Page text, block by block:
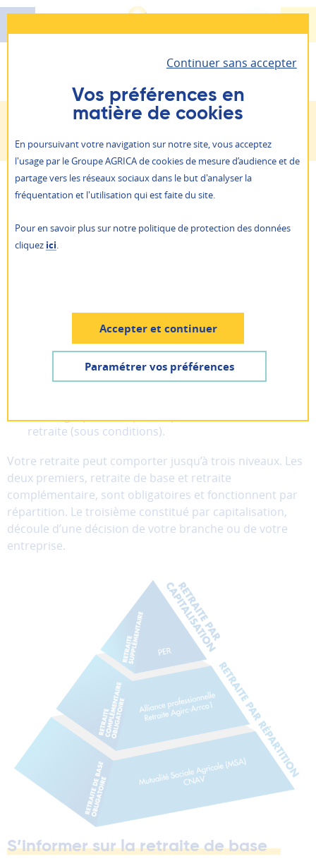
principal
AGRICA PRÉVOYANCE
Prévention action sociale
Qui sommes-nous ?
Vous êtes ici : Retraite Principes de base
Lignes
Système de retraite en France, calcul de la retraite,
réversion, pour comprendre votre retraite le Groupe
et les entreprises servent à financer les pensions
des retraités.
Le système de retraite français est solidaire.
personnes qui se trouvent dans l’incapacité de
retraite (sous conditions).
Votre retraite peut comporter jusqu’à trois niveaux. Les
deux premiers, retraite de base et retraite
complémentaire, sont obligatoires et fonctionnent par
répartition. Le troisième constitué par capitalisation,
découle d’une décision de votre branche ou de votre
entreprise.
S’informer sur la retraite de base
Il vous permet d’accéder à toutes vos informations
Je suis un particulier
Continuer sans accepter
Vos préférences en
matière de cookies
En poursuivant votre navigation sur notre site, vous acceptez
l'usage par le Groupe AGRICA de cookies de mesure d’audience et de
partage vers les réseaux sociaux dans le but d'analyser la
fréquentation et l'utilisation qui est faite du site.
Pour en savoir plus sur notre politique de protection des données
cliquez ici.
Paramétrer vos préférences
Accepter et continuer
cookies
Ces
cookies
sont
nécessaires
au
bon
fonctionnement
désactivés.
cookies
de
mesure
d'audience
d'analyser
l'utilisation